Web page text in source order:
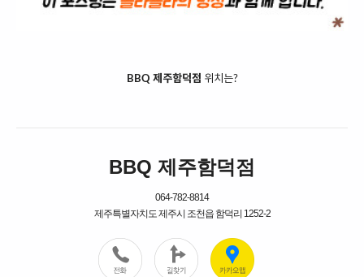
BBQ 제주함덕점 위치는?